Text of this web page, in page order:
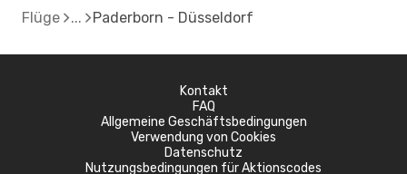
Flüge Paderborn - Düsseldorf
Kontakt
FAQ
Allgemeine Geschäftsbedingungen
Verwendung von Cookies
Datenschutz
Nutzungsbedingungen für Aktionscodes